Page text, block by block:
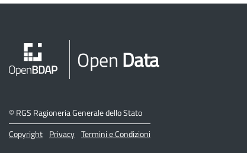
Open Data
©RGS Ragioneria Generale dello Stato
Copyright Privacy Termini e Condizioni